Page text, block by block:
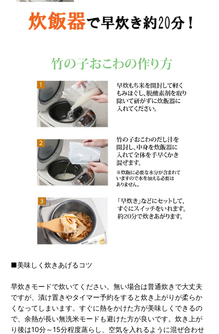
■美味しく炊きあげるコツ
早炊きモードで炊いてください。無い場合は普通炊きで大丈夫
ですが、漬け置きやタイマー予約をすると炊き上がりが柔らか
くなってしまいます。すぐに熱をかけた方が美味しくできるの
で、余熱が長い無洗米モードも避けた方が良いです。炊き上が
り後は10分～15分程度蒸らし、空気を入れるように混ぜ合わせ